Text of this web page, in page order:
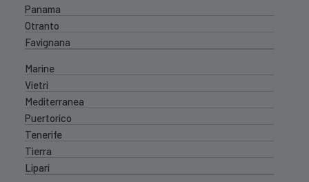
Panama
Otranto
Favignana
Marine
Vietri
Mediterranea
Puertorico
Tenerife
Tierra
Lipari